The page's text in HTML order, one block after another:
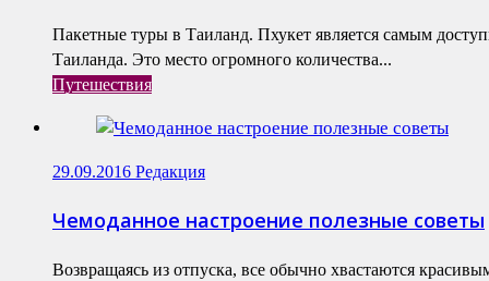
Пакетные туры в Таиланд. Пхукет является самым
Таиланда. Это место огромного количества...
Путешествия
29.09.2016 Редакция
Чемоданное настроение полезные советы
Возвращаясь из отпуска, все обычно хвастаются